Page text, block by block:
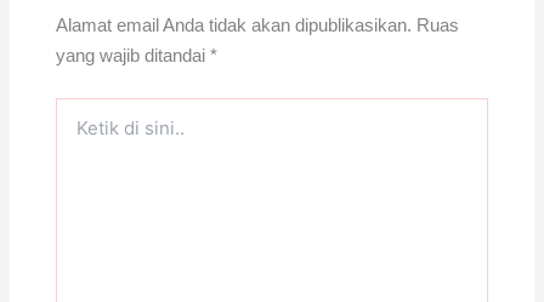
Alamat email Anda tidak akan dipublikasikan. Ruas
yang wajib ditandai *